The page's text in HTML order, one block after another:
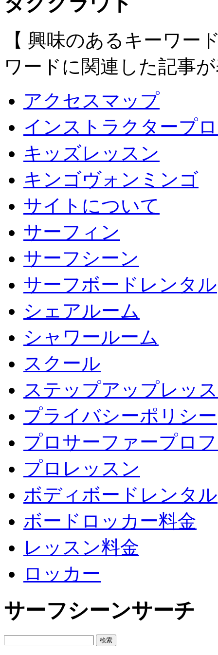
【 興味のあるキーワー
ワードに関連した記事
アクセスマップ
インストラクタープ
キッズレッスン
キンゴヴォンミンゴ
サイトについて
サーフィン
サーフシーン
サーフボードレンタル
シェアルーム
シャワールーム
スクール
ステップアップレッ
プライバシーポリシー
プロサーファープロ
プロレッスン
ボディボードレンタル
ボードロッカー料金
レッスン料金
ロッカー
サーフシーンサーチ